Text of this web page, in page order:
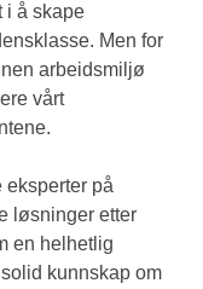
i å skape
Men for
arbeidsmiljø
vårt
eksperter på
løsninger etter
en helhetlig
kunnskap om